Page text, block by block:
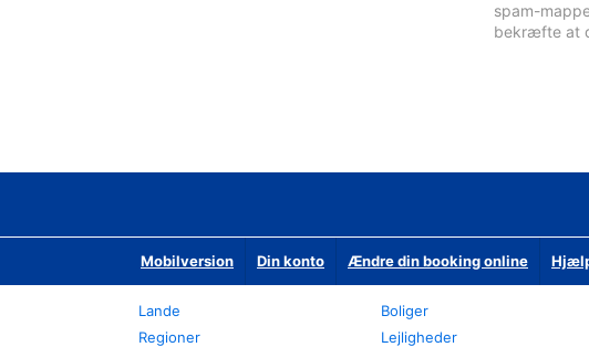
spam-
bekræfte at
Mobilversion Din konto Ændre din booking online
Lande
Regioner
Boliger
Lejligheder